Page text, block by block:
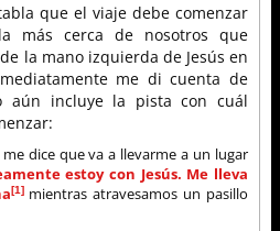
que el viaje debe comenzar
más cerca de nosotros que
la mano izquierda de Jesús en
me di cuenta de
aún incluye la pista con cuál
dice que va a llevarme a un lugar
estoy con Jesús. Me lleva
[1] mientras atravesamos un pasillo